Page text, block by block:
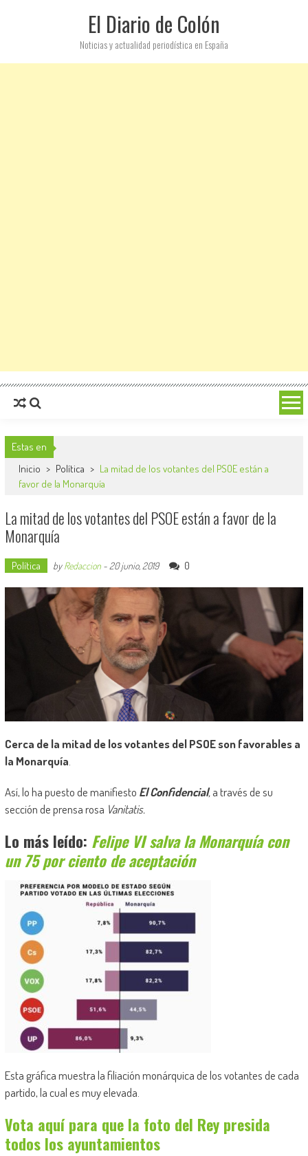
El Diario de Colón
Noticias y actualidad periodística en España
Estas en
Inicio > Política > La mitad de los votantes del PSOE están a
favor de la Monarquía
La mitad de los votantes del PSOE están a favor de la
Monarquía
Política byRedaccion- 20 junio, 2019 0
Cerca de la mitad de los votantes del PSOE son favorables a
la Monarquía.
Así, lo ha puesto de manifiesto El Confidencial,a través de su
sección de prensa rosa Vanitatis.
Lo más leído: Felipe VI salva la Monarquía con
un 75 por ciento de aceptación
Esta gráfica muestra la filiación monárquica de los votantes de cada
partido, la cual es muy elevada.
Vota aquí para que la foto del Rey presida
todos los ayuntamientos